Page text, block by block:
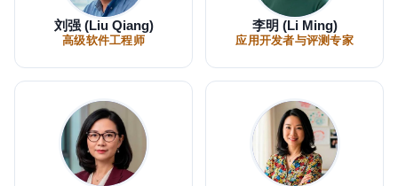
刘强 (Liu Qiang)
高级软件工程师
李明 (Li Ming)
应用开发者与评测专家